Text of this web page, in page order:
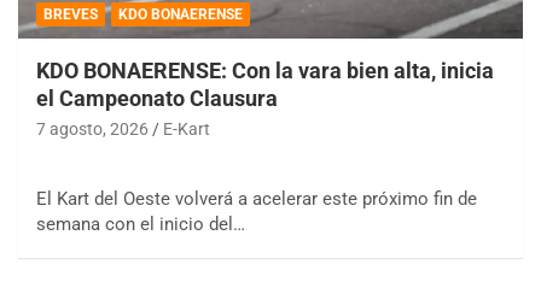
BREVES KDO BONAERENSE
KDO BONAERENSE: Con la vara bien alta, inicia
el Campeonato Clausura
7 agosto, 2026 E-Kart
El Kart del Oeste volverá a acelerar este próximo fin de
semana con el inicio del…